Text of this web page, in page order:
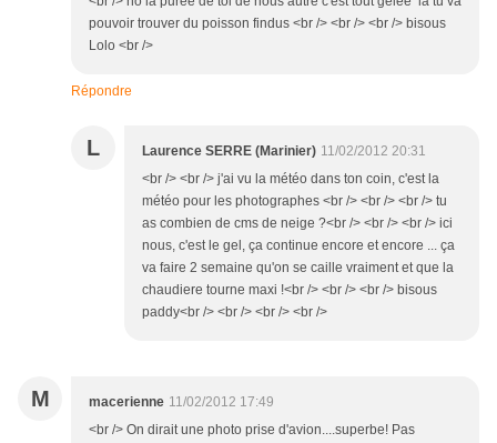
pouvoir trouver du poisson findus <br /> <br /> <br /> bisous
Lolo <br />
Répondre
L Laurence SERRE (Marinier) 11/02/2012 20:31
<br /> <br /> j'ai vu la météo dans ton coin, c'est la
météo pour les photographes <br /> <br /> <br /> tu
as combien de cms de neige ?<br /> <br /> <br /> ici
nous, c'est le gel, ça continue encore et encore ... ça
va faire 2 semaine qu'on se caille vraiment et que la
chaudiere tourne maxi !<br /> <br /> <br /> bisous
paddy<br /> <br /> <br /> <br />
M macerienne 11/02/2012 17:49
<br /> On dirait une photo prise d'avion....superbe! Pas